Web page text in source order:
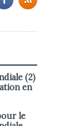
(2)
en
le